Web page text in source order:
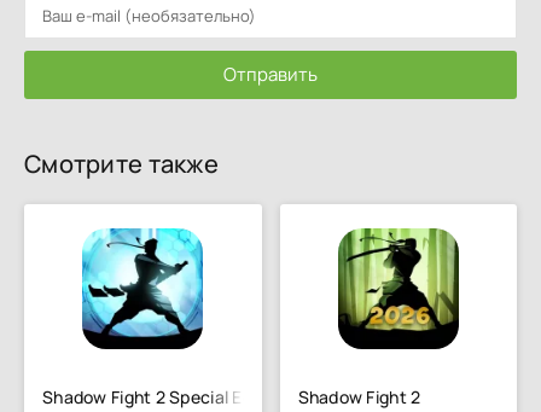
Отправить
Смотрите также
Shadow Fight 2 Special Edition Shadow Fight 2